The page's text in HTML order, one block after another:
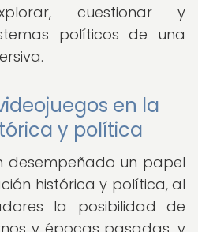
cuestionar y
políticos de una
en la
y política
desempeñado un papel
histórica y política, al
la posibilidad de